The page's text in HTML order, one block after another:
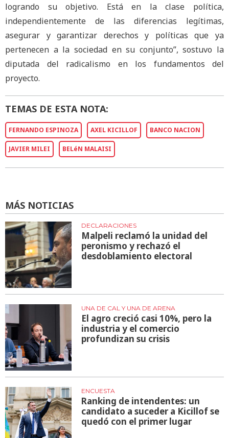
logrando su objetivo. Está en la clase política,
independientemente de las diferencias legítimas,
asegurar y garantizar derechos y políticas que ya
pertenecen a la sociedad en su conjunto”, sostuvo la
diputada del radicalismo en los fundamentos del
proyecto.
TEMAS DE ESTA NOTA:
FERNANDO ESPINOZA AXEL KICILLOF BANCO NACION
JAVIER MILEI BELéN MALAISI
MÁS NOTICIAS
DECLARACIONES
Malpeli reclamó la unidad del
peronismo y rechazó el
desdoblamiento electoral
UNA DE CAL Y UNA DE ARENA
El agro creció casi 10%, pero la
industria y el comercio
profundizan su crisis
ENCUESTA
Ranking de intendentes: un
candidato a suceder a Kicillof se
quedó con el primer lugar